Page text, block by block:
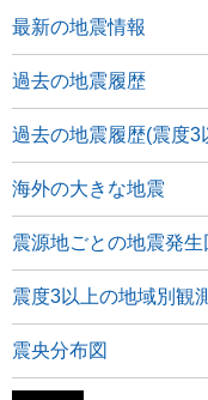
最新の地震情報
過去の地震履歴
過去の地震履歴(震度3
海外の大きな地震
震源地ごとの地震発生
震度3以上の地域別観
震央分布図